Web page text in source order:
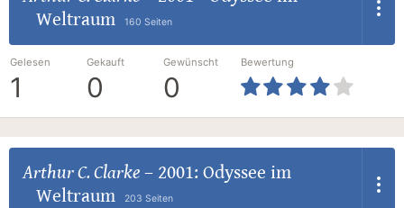
Weltraum
160 Seiten
Gelesen
1
Gekauft
0
Gewünscht
0
Bewertung
Arthur C. Clarke– 2001: Odyssee im
Weltraum
203 Seiten